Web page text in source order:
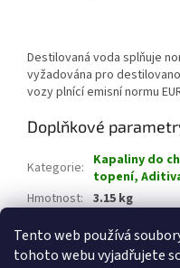
Tento web používá
tohoto webu vyjadřujete
Destilovaná voda splňuje
vyžadována pro
vozy plnící emisní normu
Doplňkové
Kategorie: Kapaliny do
topení,
Hmotnost: 3.15 kg